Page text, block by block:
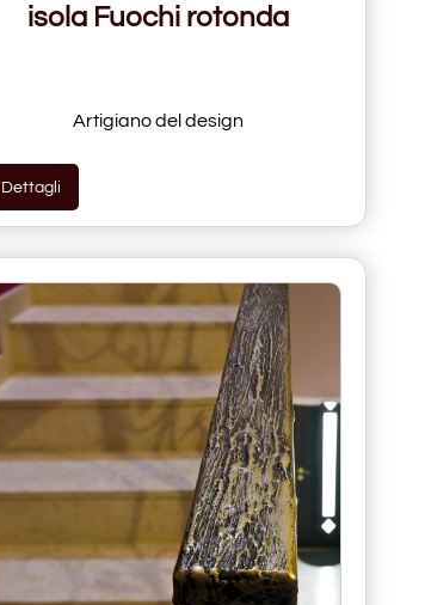
isola Fuochi rotonda
Artigiano del design
Dettagli